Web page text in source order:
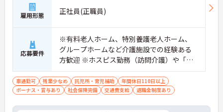
【安心の教育・チームサポート体制】
・手厚い人員配置で困った時もすぐに相談可能です
雇用形態 正社員(正職員)
応募要件
※有料老人ホーム、特別養護老人ホーム、
グループホームなど介護施設での経験ある
方歓迎 ※ホスピス勤務（訪問介護）や「看
取り」が初めての方も可
車通勤可 残業少なめ 託児所・育児補助
年間休日110日以上
ボーナス・賞与あり
社会保険完備 交通費支給 退職金制度あり